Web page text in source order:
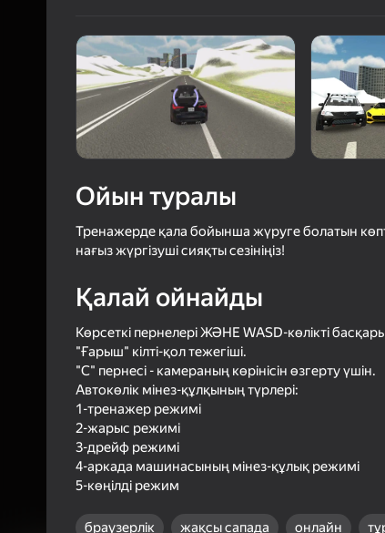
43
Ойын туралы
Тренажерде қала бойынша жүруге болатын
нағыз жүргізуші сияқты сезініңіз!
Қалай ойнайды
Көрсеткі пернелері ЖӘНЕ WASD-көлікті
"Ғарыш" кілті-қол тежегіші.
"C" пернесі - камераның көрінісін өзгерту үшін.
Автокөлік мінез-құлқының түрлері:
1-тренажер режимі
2-жарыс режимі
3-дрейф режимі
4-аркада машинасының мінез-құлық режимі
5-көңілді режим
браузерлік жақсы сапада онлайн